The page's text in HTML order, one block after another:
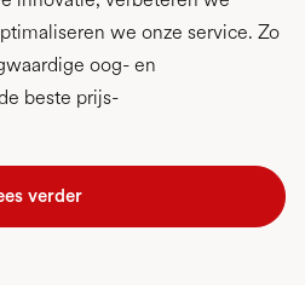
we onze service. Zo
oog- en
beste prijs-
verder